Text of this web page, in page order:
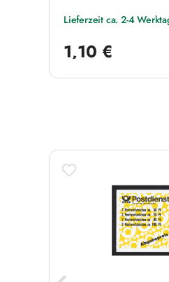
Lieferzeit ca. 2-4
1,10 €
Produktgalerie